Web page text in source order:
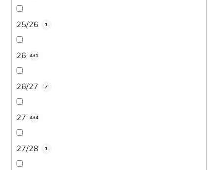
25/26 1
26 431
26/27 7
27 434
27/28 1